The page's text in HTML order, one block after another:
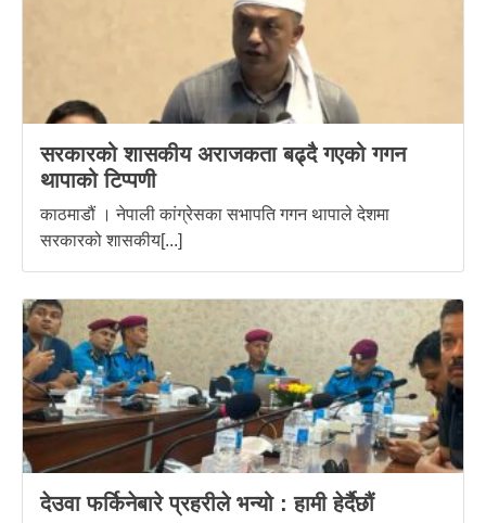
सरकारको शासकीय अराजकता बढ्दै गएको गगन
थापाको टिप्पणी
काठमाडौं । नेपाली कांग्रेसका सभापति गगन थापाले देशमा
सरकारको शासकीय[...]
देउवा फर्किनेबारे प्रहरीले भन्यो : हामी हेर्दैछौं